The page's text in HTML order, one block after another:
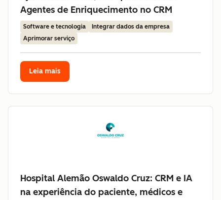
Agentes de Enriquecimento no CRM
Software e tecnologia
Integrar dados da empresa
Aprimorar serviço
Leia mais
Hospital Alemão Oswaldo Cruz: CRM e IA
na experiência do paciente, médicos e